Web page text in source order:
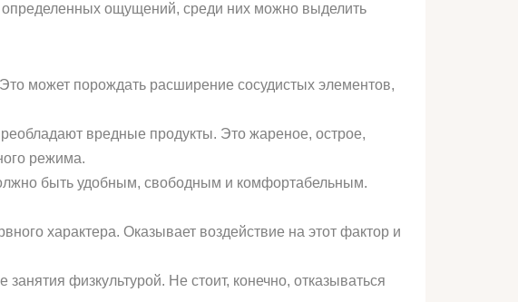
определенных ощущений, среди них можно выделить
может порождать расширение сосудистых элементов,
вредные продукты. Это жареное, острое,
режима.
быть удобным, свободным и комфортабельным.
характера. Оказывает воздействие на этот фактор и
физкультурой. Не стоит, конечно, отказываться